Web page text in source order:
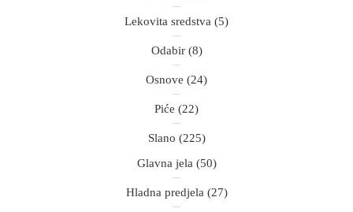
Lekovita sredstva (5)
Odabir(8)
Osnove (24)
Piće (22)
Slano (225)
Glavna jela(50)
Hladna predjela(27)